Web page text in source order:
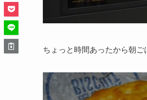
ちょっと時間あったから朝ご